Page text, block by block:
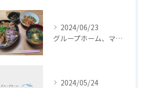
2024/06/23
グループホーム、マイホーム西日置では、皆さんに栄養バランスの...
2024/05/24